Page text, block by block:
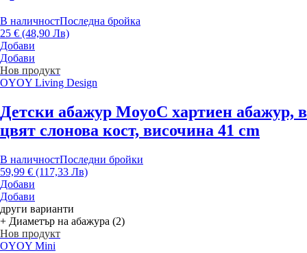
В наличностПоследна бройка
25 € (48,90 Лв)
Добави
Добави
Нов продукт
OYOY Living Design
Детски абажур MoyoС хартиен абажур, в
цвят слонова кост, височина 41 cm
В наличностПоследни бройки
59,99 € (117,33 Лв)
Добави
Добави
други варианти
+ Диаметър на абажура (2)
Нов продукт
OYOY Mini